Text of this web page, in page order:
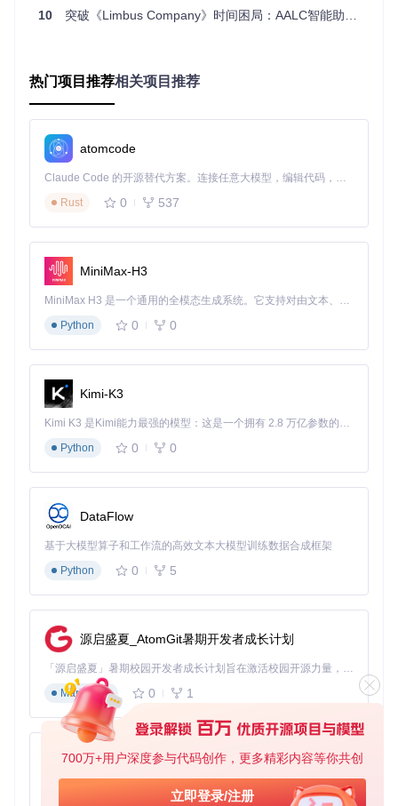
700万+用户深度参与代码创作，更多精彩内容等你共创
立即登录/注册
贪心策略选择当前最优行动。
游戏界面元素的实时检测与分类。系统在初始化阶段通过模板
0，且语言选择与助手配置一致。界面缩放或非标准字体可能
价值转化：从时间节省到体验升级
AALC带来的价值不仅体现在操作效率的提升，更在于游戏体
三种核心价值：时间优化、策略增强和体验重构，形成完整的
至3分钟以内，效率提升88%。策略增强则通过智能决策系统
实现资源最优配置，测试数据显示使用工具的玩家资源获取效
率平均提升42%，特别是在镜牢挑战中表现尤为明显。体验重
后"更能享受游戏核心乐趣"。
对于多账号用户，AALC的批量处理功能可将多账号管理效率
提升300%。系统支持账号配置文件导出导入，实现不同账号
间策略快速迁移，配合定时执行功能，真正实现"一键管理多
实践指南：从入门到精通的全流程方案
基础配置与快速启动
初次使用AALC需完成三项核心配置：游戏窗口设置（分辨率1
920×1080，窗口化运行）、语言匹配（游戏内语言与助手设
置一致）和权限配置（确保工具具有屏幕捕获权限）。基础用
户推荐使用"一键长草"模式，该模式包含日常任务、奖励领取
和狂气换体等核心功能，适合每日快速清理。
新手必知：启动前务必关闭游戏内画质增强和动态模糊效
于屏幕左上角（0,0）位置，可减少90%的定位错误。
10 突破《Limbus Company》时间困局：AALC智能助手重构游戏体验
热门项目推荐相关项目推荐
atomcode
Claude Code 的开源替代方案。连接任意大模型，编辑代码，运行命令，自动验证 — 全自动执行。用 Rust 构建，极致性能。 ｜ An open-source alternative to Claude Code. Connect any LLM, edit code, run commands, and verify changes — autonomously. Built in Rust for speed. Get Started
Rust
0 537
MiniMax-H3
MiniMax H3 是一个通用的全模态生成系统。它支持对由文本、图像、视频和音频组成的多模态上下文进行统一理解，并能生成分辨率高达 2K、时长可达 15 秒的带原生立体声音频的视频。得益于面向任务泛化的系统设计，H3 在预训练阶段就已具备广泛的多模态上下文理解与生成能力，能够出色地执行复杂的多模态指令。
Python
0 0
Kimi-K3
Kimi K3 是Kimi能力最强的模型：这是一个拥有 2.8 万亿参数的混合专家（MoE）模型，具备原生视觉理解能力，并支持 100 万 token 的上下文窗口。
Python
0 0
DataFlow
基于大模型算子和工作流的高效文本大模型训练数据合成框架
Python
0 5
源启盛夏_AtomGit暑期开发者成长计划
「源启盛夏」暑期校园开发者成长计划旨在激活校园开源力量，通过积分激励、认证扶持、资源倾斜等形式，引导高校组织和开发者完成「入驻 — 建项目 — 做贡献 — 获认证 — 得资源」的完整闭环。无论你是想带领社团入驻平台的组织者，还是希望用代码贡献证明自己的开发者，都能在这里找到属于你的成长路径。
Markdown
0 1
py-xiaozhi
基于Python的Xiaozhi AI，适用于想要完整Xiaozhi体验而无需拥有专用硬件的用户。